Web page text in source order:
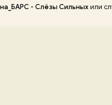
- Слёзы Сильныхили